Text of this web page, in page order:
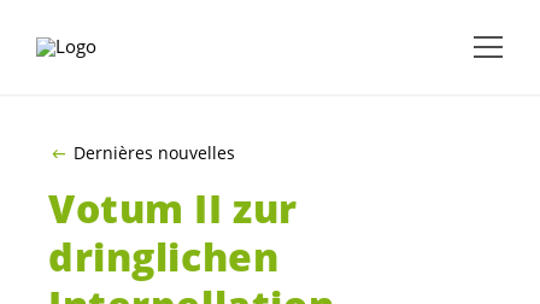
Dernières nouvelles
Votum II zur
dringlichen